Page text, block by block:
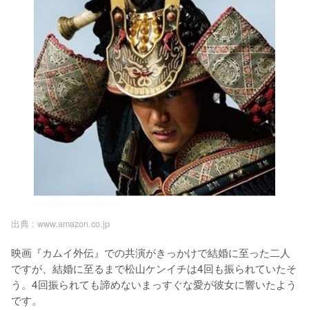
出典 : www.amazon.co.jp
映画『カムイ外伝』での共演がきっかけで結婚に至った二人
ですが、結婚に至るまで松山ケンイチは4回も振られていたそ
う。4回振られても諦めないまっすぐな愛が彼女に響いたよう
です。